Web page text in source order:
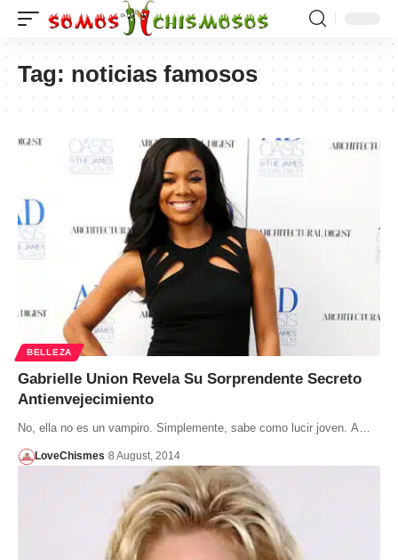
Tag: noticias famosos
BELLEZA
Gabrielle Union Revela Su Sorprendente Secreto
Antienvejecimiento
No, ella no es un vampiro. Simplemente, sabe como lucir joven. A…
LoveChismes 8 August, 2014